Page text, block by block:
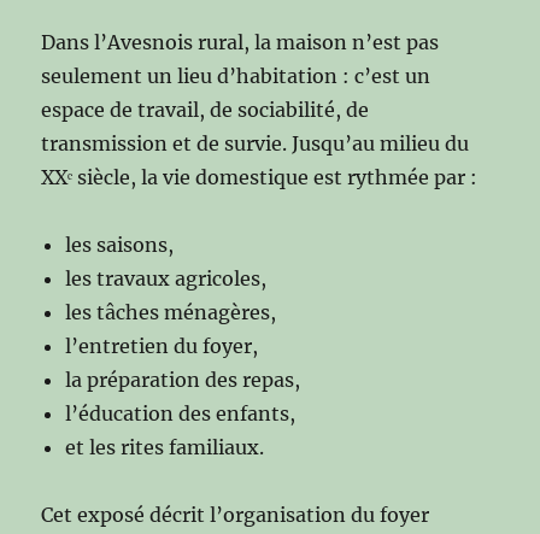
Dans l’Avesnois rural, la maison n’est pas
seulement un lieu d’habitation : c’est un
espace de travail, de sociabilité, de
transmission et de survie. Jusqu’au milieu du
XXᵉ siècle, la vie domestique est rythmée par :
les saisons,
les travaux agricoles,
les tâches ménagères,
l’entretien du foyer,
la préparation des repas,
l’éducation des enfants,
et les rites familiaux.
Cet exposé décrit l’organisation du foyer